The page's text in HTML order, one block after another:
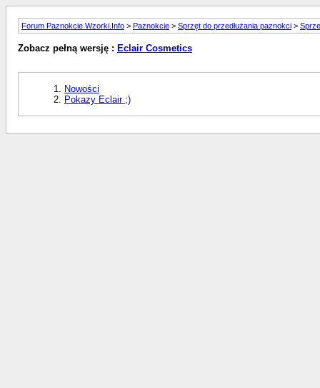
Forum Paznokcie Wzorki.Info > Paznokcie > Sprzęt do przedłużania paznokci >
Zobacz pełną wersję : Eclair Cosmetics
Nowości
Pokazy Eclair ;)